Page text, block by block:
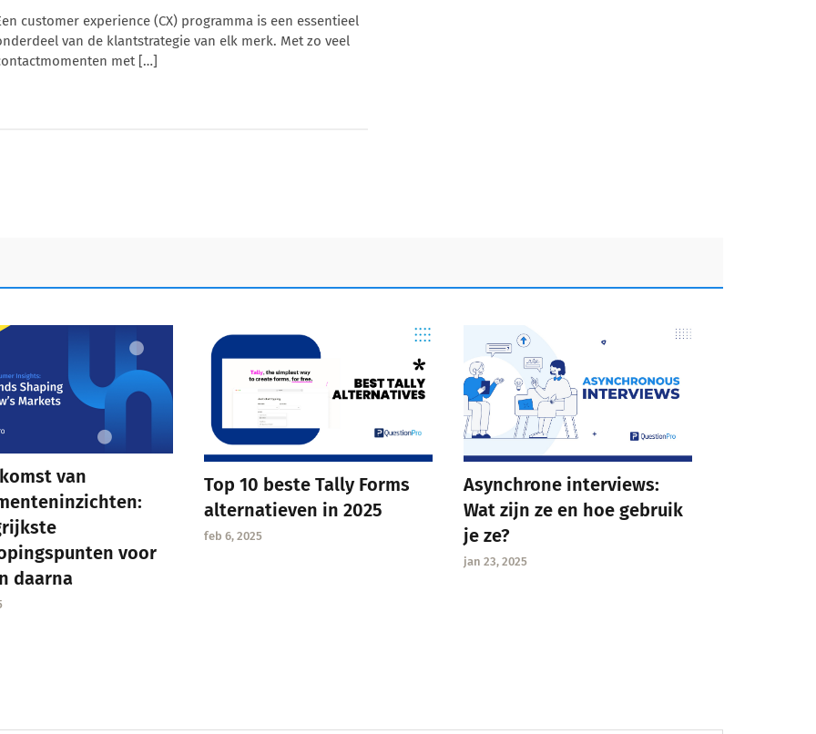
customer experience (CX) programma is een essentieel
van de klantstrategie van elk merk. Met zo veel
met […]
van
voor
daarna
Top 10 beste Tally Forms
alternatieven in 2025
feb 6, 2025
Asynchrone interviews:
Wat zijn ze en hoe gebruik
je ze?
jan 23, 2025